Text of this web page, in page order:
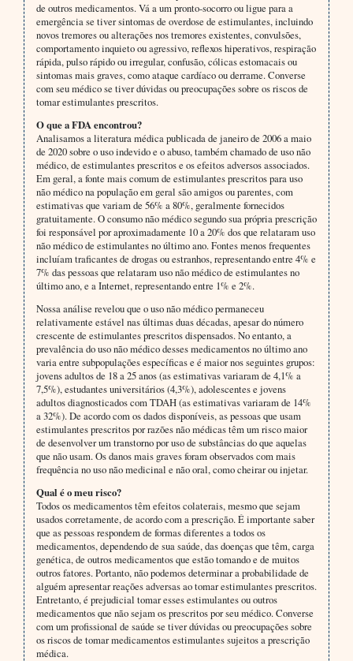
de outros medicamentos. Vá a um pronto-socorro ou ligue para a
emergência se tiver sintomas de overdose de estimulantes, incluindo
novos tremores ou alterações nos tremores existentes, convulsões,
comportamento inquieto ou agressivo, reflexos hiperativos, respiração
rápida, pulso rápido ou irregular, confusão, cólicas estomacais ou
sintomas mais graves, como ataque cardíaco ou derrame. Converse
com seu médico se tiver dúvidas ou preocupações sobre os riscos de
tomar estimulantes prescritos.
O que a FDA encontrou?
Analisamos a literatura médica publicada de janeiro de 2006 a maio
de 2020 sobre o uso indevido e o abuso, também chamado de uso não
médico, de estimulantes prescritos e os efeitos adversos associados.
Em geral, a fonte mais comum de estimulantes prescritos para uso
não médico na população em geral são amigos ou parentes, com
estimativas que variam de 56% a 80%, geralmente fornecidos
gratuitamente. O consumo não médico segundo sua própria prescrição
foi responsável por aproximadamente 10 a 20% dos que relataram uso
não médico de estimulantes no último ano. Fontes menos frequentes
incluíam traficantes de drogas ou estranhos, representando entre 4% e
7% das pessoas que relataram uso não médico de estimulantes no
último ano, e a Internet, representando entre 1% e 2%.
Nossa análise revelou que o uso não médico permaneceu
relativamente estável nas últimas duas décadas, apesar do número
crescente de estimulantes prescritos dispensados. No entanto, a
prevalência do uso não médico desses medicamentos no último ano
varia entre subpopulações específicas e é maior nos seguintes grupos:
jovens adultos de 18 a 25 anos (as estimativas variaram de 4,1% a
7,5%), estudantes universitários (4,3%), adolescentes e jovens
adultos diagnosticados com TDAH (as estimativas variaram de 14%
a 32%). De acordo com os dados disponíveis, as pessoas que usam
estimulantes prescritos por razões não médicas têm um risco maior
de desenvolver um transtorno por uso de substâncias do que aquelas
que não usam. Os danos mais graves foram observados com mais
frequência no uso não medicinal e não oral, como cheirar ou injetar.
Qual é o meu risco?
Todos os medicamentos têm efeitos colaterais, mesmo que sejam
usados corretamente, de acordo com a prescrição. É importante saber
que as pessoas respondem de formas diferentes a todos os
medicamentos, dependendo de sua saúde, das doenças que têm, carga
genética, de outros medicamentos que estão tomando e de muitos
outros fatores. Portanto, não podemos determinar a probabilidade de
alguém apresentar reações adversas ao tomar estimulantes prescritos.
Entretanto, é prejudicial tomar esses estimulantes ou outros
medicamentos que não sejam os prescritos por seu médico. Converse
com um profissional de saúde se tiver dúvidas ou preocupações sobre
os riscos de tomar medicamentos estimulantes sujeitos a prescrição
médica.